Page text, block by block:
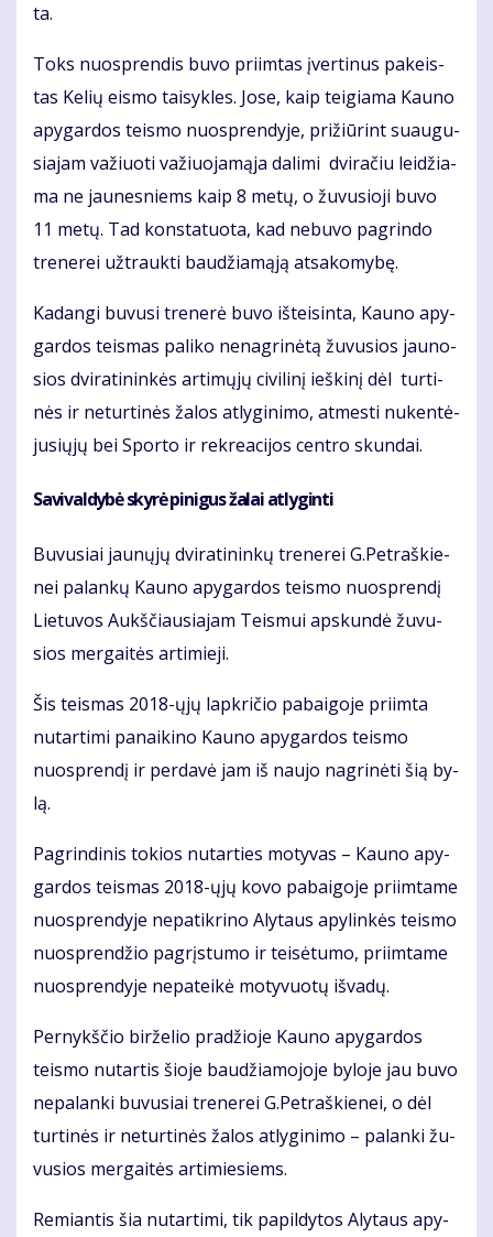
ta.
Toks nuosp­ren­dis bu­vo pri­im­tas įver­ti­nus pa­keis­
tas Ke­lių eis­mo tai­syk­les. Jo­se, kaip tei­gia­ma Kau­no
apy­gar­dos teis­mo nuosp­ren­dy­je, pri­žiū­rint su­au­gu­
sia­jam va­žiuo­ti va­žiuo­ja­mą­ja da­li­mi dvi­ra­čiu lei­džia­
ma ne jau­nes­niems kaip 8 me­tų, o žu­vu­sio­ji bu­vo
11 me­tų. Tad kon­sta­tuo­ta, kad ne­bu­vo pa­grin­do
tre­ne­rei už­trauk­ti bau­džia­mą­ją at­sa­ko­my­bę.
Ka­dan­gi bu­vu­si tre­ne­rė bu­vo iš­tei­sin­ta, Kau­no apy­
gar­dos teis­mas pa­li­ko ne­nag­ri­nė­tą žu­vu­sios jau­no­
sios dvi­ra­ti­nin­kės ar­ti­mų­jų ci­vi­li­nį ieš­ki­nį dėl tur­ti­
nės ir ne­tur­ti­nės ža­los at­ly­gi­ni­mo, at­mes­ti nu­ken­tė­
ju­sių­jų bei Spor­to ir rek­re­a­ci­jos cen­tro skun­dai.
Sa­vi­val­dy­bė sky­rė pi­ni­gus ža­lai at­ly­gin­ti
Bu­vu­siai jau­nų­jų dvi­ra­ti­nin­kų tre­ne­rei G.Pet­raš­kie­
nei pa­lan­kų Kau­no apy­gar­dos teis­mo nuosp­ren­dį
Lie­tu­vos Aukš­čiau­sia­jam Teis­mui ap­skun­dė žu­vu­
sios mer­gai­tės ar­ti­mie­ji.
Šis teis­mas 2018-ųjų lap­kri­čio pa­bai­go­je pri­im­ta
nu­tar­ti­mi pa­nai­ki­no Kau­no apy­gar­dos teis­mo
nuosp­ren­dį ir per­da­vė jam iš nau­jo nag­ri­nė­ti šią by­
lą.
Pa­grin­di­nis to­kios nu­tar­ties mo­ty­vas – Kau­no apy­
gar­dos teis­mas 2018-ųjų ko­vo pa­bai­go­je pri­im­ta­me
nuosp­ren­dy­je ne­pa­tik­ri­no Aly­taus apy­lin­kės teis­mo
nuosp­ren­džio pa­grįs­tu­mo ir tei­sė­tu­mo, pri­im­ta­me
nuosp­ren­dy­je ne­pa­tei­kė mo­ty­vuo­tų iš­va­dų.
Per­nykš­čio bir­že­lio pra­džio­je Kau­no apy­gar­dos
teis­mo nu­tar­tis šio­je bau­džia­mo­jo­je by­lo­je jau bu­vo
ne­pa­lan­ki bu­vu­siai tre­ne­rei G.Pet­raš­kie­nei, o dėl
tur­ti­nės ir ne­tur­ti­nės ža­los at­ly­gi­ni­mo – pa­lan­ki žu­
vu­sios mer­gai­tės ar­ti­mie­siems.
Re­mian­tis šia nu­tar­ti­mi, tik pa­pil­dy­tos Aly­taus apy­